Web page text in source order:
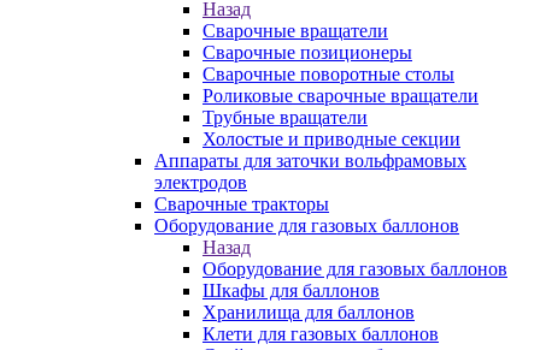
Назад
Сварочные вращатели
Сварочные позиционеры
Сварочные поворотные столы
Роликовые сварочные вращатели
Трубные вращатели
Холостые и приводные секции
Аппараты для заточки вольфрамовых
электродов
Сварочные тракторы
Оборудование для газовых баллонов
Назад
Оборудование для газовых баллонов
Шкафы для баллонов
Хранилища для баллонов
Клети для газовых баллонов